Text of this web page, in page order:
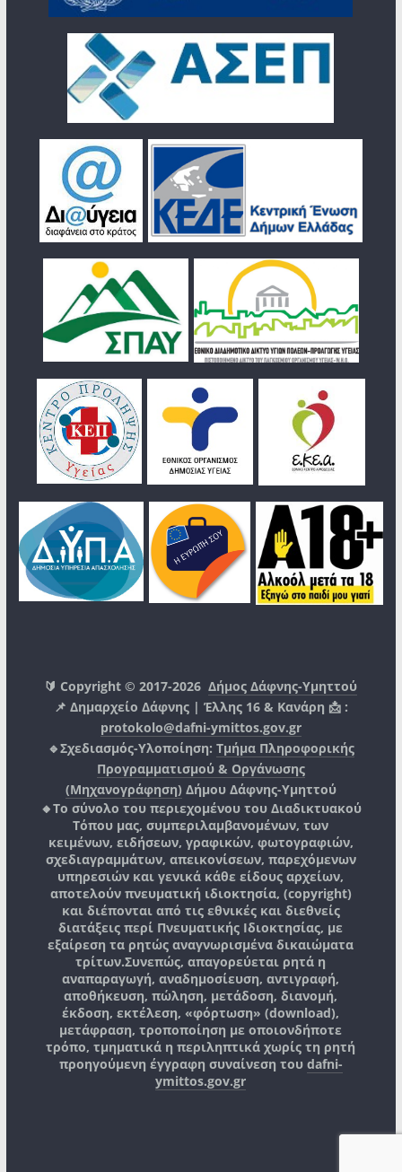
🔰 Copyright © 2017-2026Δήμος Δάφνης-Υμηττού
📌 Δημαρχείο Δάφνης | Έλλης 16 & Κανάρη 📩 :
protokolo@dafni-ymittos.gov.gr
🔹Σχεδιασμός-Υλοποίηση: Τμήμα Πληροφορικής
Προγραμματισμού & Οργάνωσης
(Μηχανογράφηση) Δήμου Δάφνης-Υμηττού
🔸Το σύνολο του περιεχομένου του Διαδικτυακού
Τόπου μας, συμπεριλαμβανομένων, των
κειμένων, ειδήσεων, γραφικών, φωτογραφιών,
σχεδιαγραμμάτων, απεικονίσεων, παρεχόμενων
υπηρεσιών και γενικά κάθε είδους αρχείων,
αποτελούν πνευματική ιδιοκτησία, (copyright)
και διέπονται από τις εθνικές και διεθνείς
διατάξεις περί Πνευματικής Ιδιοκτησίας, με
εξαίρεση τα ρητώς αναγνωρισμένα δικαιώματα
τρίτων.Συνεπώς, απαγορεύεται ρητά η
αναπαραγωγή, αναδημοσίευση, αντιγραφή,
αποθήκευση, πώληση, μετάδοση, διανομή,
έκδοση, εκτέλεση, «φόρτωση» (download),
μετάφραση, τροποποίηση με οποιονδήποτε
τρόπο, τμηματικά η περιληπτικά χωρίς τη ρητή
προηγούμενη έγγραφη συναίνεση του dafni-
ymittos.gov.gr